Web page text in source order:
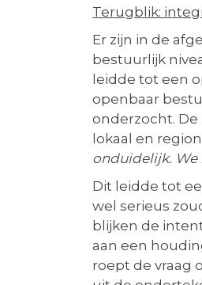
Terugblik:
Er zijn in de
bestuurlijk
leidde tot een
openbaar
onderzocht. De
lokaal en
onduidelijk. We
Dit leidde tot
wel serieus
blijken de
aan een
roept de vraag